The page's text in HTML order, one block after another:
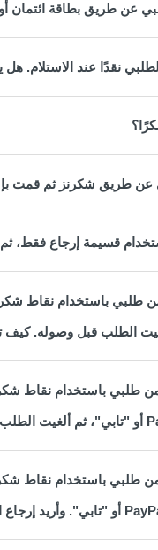
عن طريق بطاقة ائتمان
نقدًا عند الاستلام.
عن طريق شكرنز ثم قمت
قسيمة إرجاع فقط،
طلبي باستخدام نقاط
الطلب قبل وصوله. كيف
طلبي باستخدام نقاط
طلبي باستخدام نقاط